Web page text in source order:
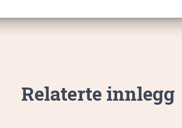
Relaterte innlegg